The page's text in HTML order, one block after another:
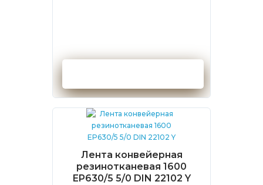
Лента конвейерная
резинотканевая 1600
EP630/5 5/0 DIN 22102 Y